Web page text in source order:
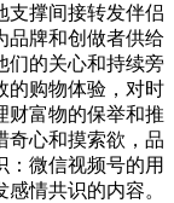
支撑间接转发伴侣
品牌和创做者供给
们的关心和持续旁
的购物体验，对时
财富物的保举和推
奇心和摸索欲，品
：微信视频号的用
情共识的内容。